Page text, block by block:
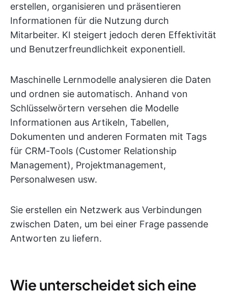
erstellen, organisieren und präsentieren
Informationen für die Nutzung durch
Mitarbeiter. KI steigert jedoch deren Effektivität
und Benutzerfreundlichkeit exponentiell.
Maschinelle Lernmodelle analysieren die Daten
und ordnen sie automatisch. Anhand von
Schlüsselwörtern versehen die Modelle
Informationen aus Artikeln, Tabellen,
Dokumenten und anderen Formaten mit Tags
für CRM-Tools (Customer Relationship
Management), Projektmanagement,
Personalwesen usw.
Sie erstellen ein Netzwerk aus Verbindungen
zwischen Daten, um bei einer Frage passende
Antworten zu liefern.
Wie unterscheidet sich eine